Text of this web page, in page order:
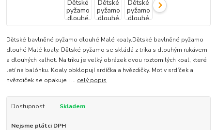
Dětské bavlněné pyžamo dlouhé Malé koaly.Dětské bavlněné pyžamo
dlouhé Malé koaly. Dětské pyžamo se skládá z trika s dlouhým rukávem
a dlouhých kalhot. Na triku je velký obrázek dvou roztomilých koal, které
letí na balónku. Koaly obklopují srdíčka a hvězdičky. Motiv srdíček a
hvězdiček se opakuje i ... celý popis
Dostupnost Skladem
Nejsme plátci DPH